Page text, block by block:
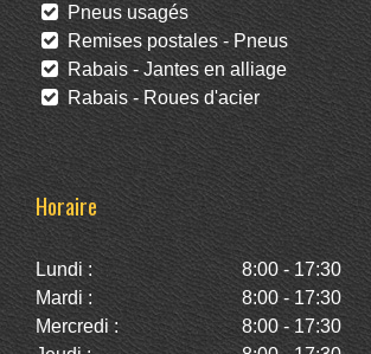
Pneus usagés
Remises postales - Pneus
Rabais - Jantes en alliage
Rabais - Roues d'acier
Horaire
Lundi :
8:00 - 17:30
Mardi :
8:00 - 17:30
Mercredi :
8:00 - 17:30